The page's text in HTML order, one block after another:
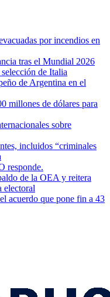
por incendios en
tras el Mundial 2026
de Italia
de Argentina en el
millones de dólares para
sobre
incluidos “criminales
responde.
de la OEA y reitera
electoral
acuerdo que pone fin a 43